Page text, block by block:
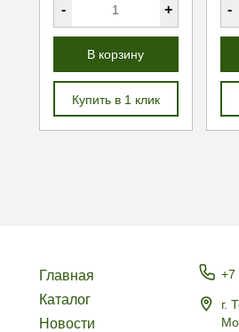
- +
В корзину
Купить в 1 клик
-
Главная
Каталог
Новости
+7
г.